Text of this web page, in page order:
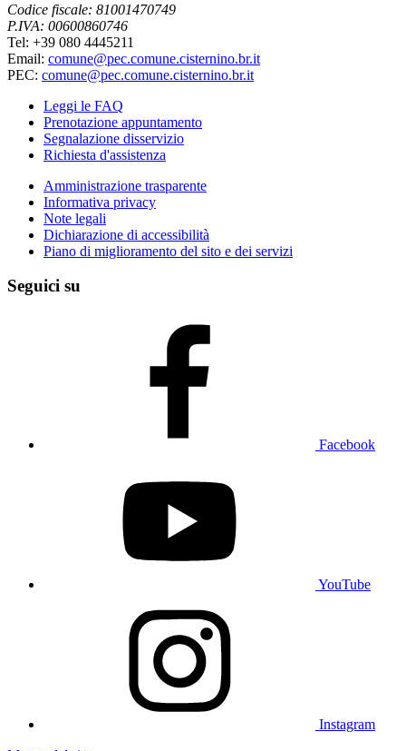
Codice fiscale: 81001470749
P.IVA: 00600860746
Tel: +39 080 4445211
Email: comune@pec.comune.cisternino.br.it
PEC: comune@pec.comune.cisternino.br.it
Leggi le FAQ
Prenotazione appuntamento
Segnalazione disservizio
Richiesta d'assistenza
Amministrazione trasparente
Informativa privacy
Note legali
Dichiarazione di accessibilità
Piano di miglioramento del sito e dei servizi
Seguici su
Facebook
YouTube
Instagram